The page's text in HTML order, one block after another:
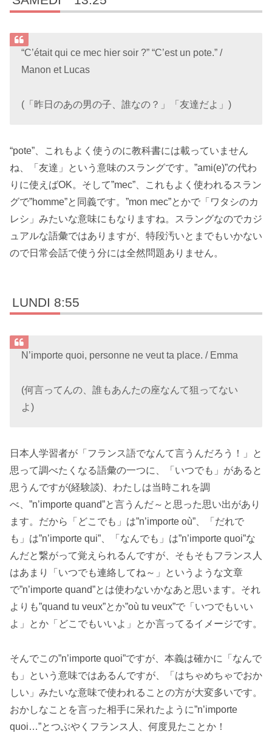
“C’était qui ce mec hier soir ?” “C’est un pote.” /
Manon et Lucas
(「昨日のあの男の子、誰なの？」「友達だよ」)
“pote”、これもよく使うのに教科書には載っていません
ね、「友達」という意味のスラングです。”ami(e)”の代わ
りに使えばOK。そして”mec”、これもよく使われるスラン
グで”homme”と同義です。”mon mec”とかで「ワタシのカ
レシ」みたいな意味にもなりますね。スラングなのでカジ
ュアルな語彙ではありますが、特段汚いとまでもいかない
ので日常会話で使う分には全然問題ありません。
LUNDI 8:55
N’importe quoi, personne ne veut ta place. / Emma
(何言ってんの、誰もあんたの座なんて狙ってない
よ)
日本人学習者が「フランス語でなんて言うんだろう！」と
思って調べたくなる語彙の一つに、「いつでも」があると
思うんですが(経験談)、わたしは当時これを調
べ、”n’importe quand”と言うんだ～と思った思い出があり
ます。だから「どこでも」は”n’importe où”、「だれで
も」は”n’importe qui”、「なんでも」は”n’importe quoi”な
んだと繋がって覚えられるんですが、そもそもフランス人
はあまり「いつでも連絡してね～」というような文章
で”n’importe quand”とは使わないかなあと思います。それ
よりも”quand tu veux”とか”où tu veux”で「いつでもいい
よ」とか「どこでもいいよ」とか言ってるイメージです。
そんでこの”n’importe quoi”ですが、本義は確かに「なんで
も」という意味ではあるんですが、「はちゃめちゃでおか
しい」みたいな意味で使われることの方が大変多いです。
おかしなことを言った相手に呆れたように”n’importe
quoi…”とつぶやくフランス人、何度見たことか！